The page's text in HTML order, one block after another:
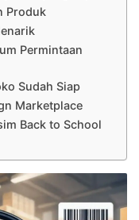
Produk
Permintaan
Sudah Siap
Marketplace
Back to School